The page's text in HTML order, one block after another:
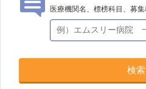
医療機関名、標榜科目、募
検索